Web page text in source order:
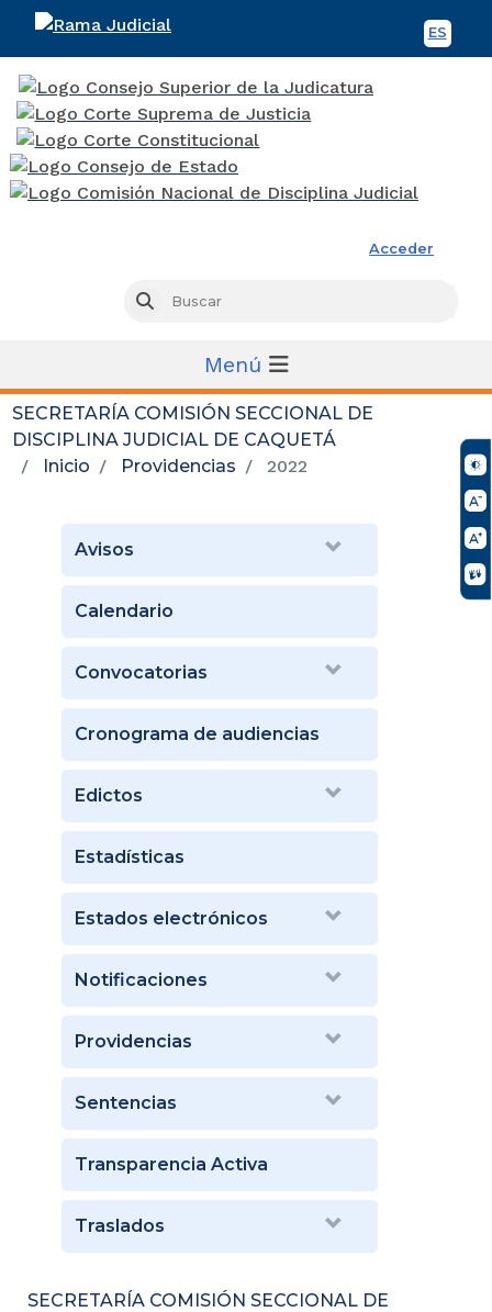
ES
Acceder
Buscar
Menú
SECRETARÍA COMISIÓN SECCIONAL DE
DISCIPLINA JUDICIAL DE CAQUETÁ
Inicio
Providencias 2022
Avisos
Calendario
Convocatorias
Cronograma de audiencias
Edictos
Estadísticas
Estados electrónicos
Notificaciones
Providencias
Sentencias
Transparencia Activa
Traslados
SECRETARÍA COMISIÓN SECCIONAL DE